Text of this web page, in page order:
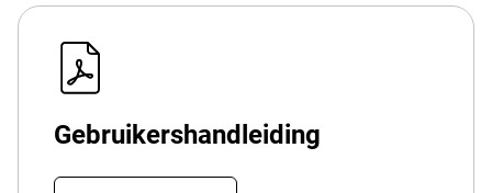
Gebruikershandleiding